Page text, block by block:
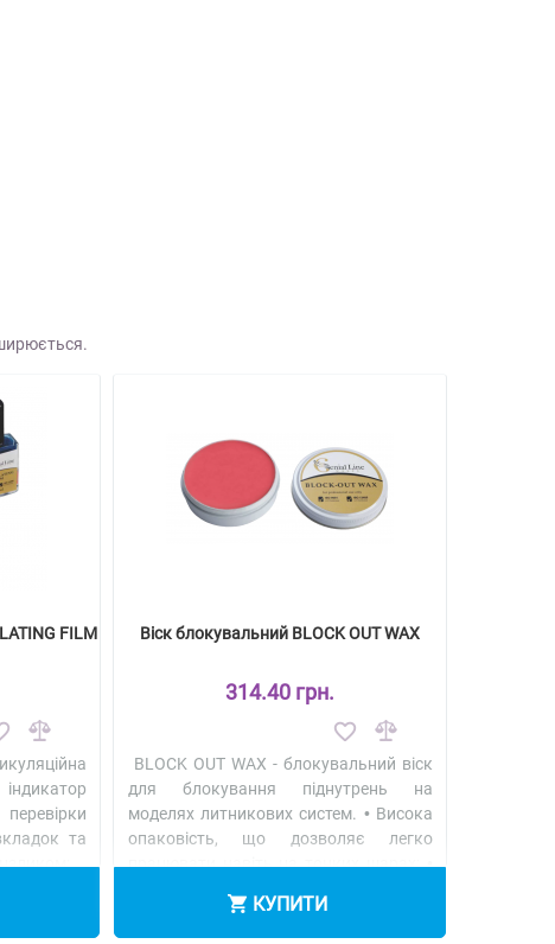
FILM
та
..
Віск блокувальний BLOCK OUT WAX
314.40 грн.
BLOCK OUT WAX - блокувальний віск
для блокування піднутрень на
моделях литникових систем. • Висока
опаковість, що дозволяє легко
працювати навіть на тонких шарах; •
КУПИТИ